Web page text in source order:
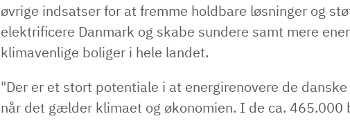
øvrige indsatser for at fremme holdbare løsninger og
elektrificere Danmark og skabe sundere samt mere
klimavenlige boliger i hele landet.
"Der er et stort potentiale i at energirenovere de
når det gælder klimaet og økonomien. I de ca. 465.000